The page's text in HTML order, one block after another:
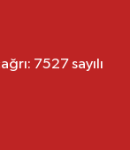
7527 sayılı